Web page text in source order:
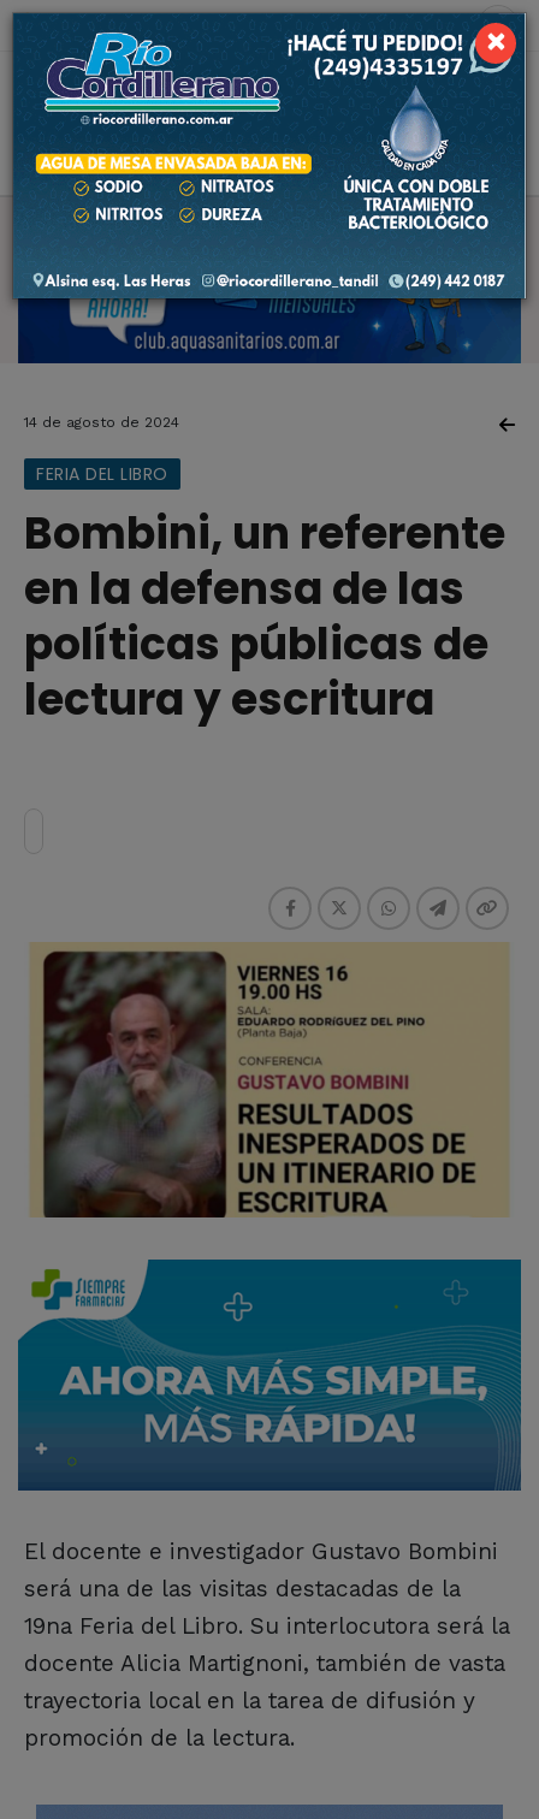
2.2 ºC
14 de agosto de 2024
FERIA DEL LIBRO
Bombini, un referente
en la defensa de las
políticas públicas de
lectura y escritura
El docente e investigador Gustavo Bombini
será una de las visitas destacadas de la
19na Feria del Libro. Su interlocutora será la
docente Alicia Martignoni, también de vasta
trayectoria local en la tarea de difusión y
promoción de la lectura.
×